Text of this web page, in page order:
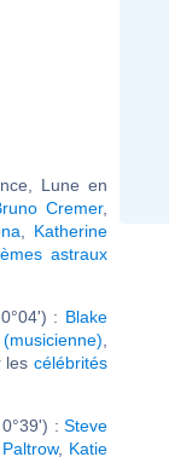
Lune en
Cremer,
Katherine
astraux
: Blake
lescélébrités
: Steve
, Katie